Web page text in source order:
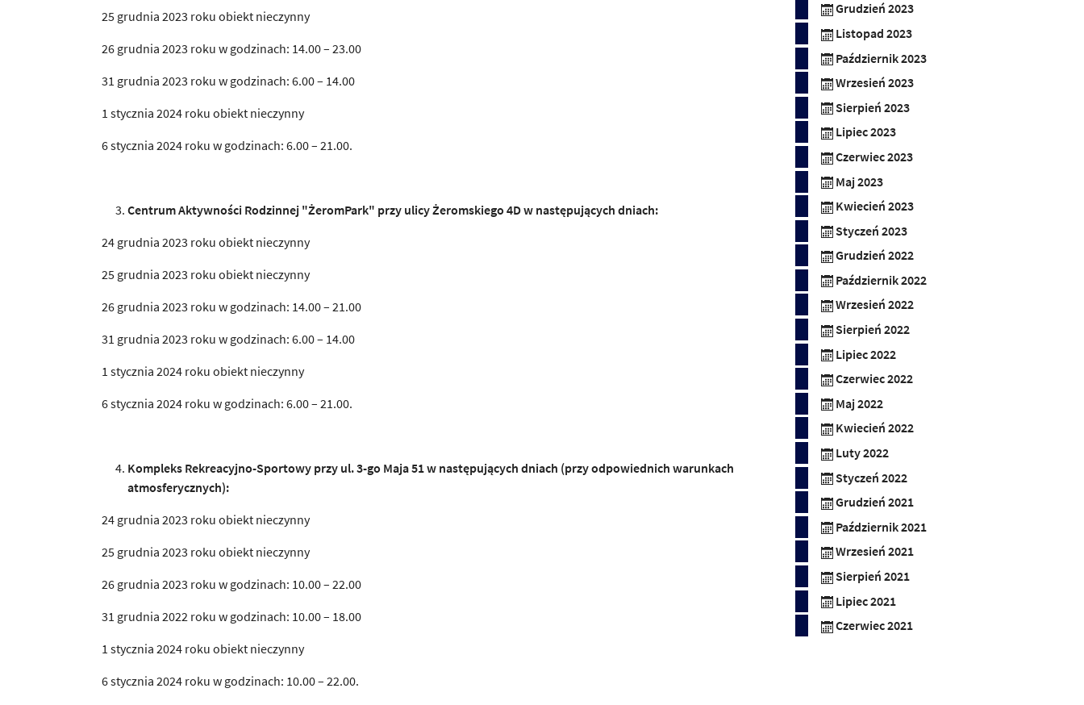
25 grudnia 2023 roku obiekt nieczynny
26 grudnia 2023 roku w godzinach: 14.00 – 23.00
31 grudnia 2023 roku w godzinach: 6.00 – 14.00
1 stycznia 2024 roku obiekt nieczynny
6 stycznia 2024 roku w godzinach: 6.00 – 21.00.
Centrum Aktywności Rodzinnej "ŻeromPark" przy ulicy Żeromskiego 4D w następujących dniach:
24 grudnia 2023 roku obiekt nieczynny
25 grudnia 2023 roku obiekt nieczynny
26 grudnia 2023 roku w godzinach: 14.00 – 21.00
31 grudnia 2023 roku w godzinach: 6.00 – 14.00
1 stycznia 2024 roku obiekt nieczynny
6 stycznia 2024 roku w godzinach: 6.00 – 21.00.
Kompleks Rekreacyjno-Sportowy przy ul. 3-go Maja 51 w następujących dniach (przy odpowiednich warunkach
atmosferycznych):
24 grudnia 2023 roku obiekt nieczynny
25 grudnia 2023 roku obiekt nieczynny
26 grudnia 2023 roku w godzinach: 10.00 – 22.00
31 grudnia 2022 roku w godzinach: 10.00 – 18.00
1 stycznia 2024 roku obiekt nieczynny
6 stycznia 2024 roku w godzinach: 10.00 – 22.00.
Grudzień 2023
Listopad 2023
Październik 2023
Wrzesień 2023
Sierpień 2023
Lipiec 2023
Czerwiec 2023
Maj 2023
Kwiecień 2023
Styczeń 2023
Grudzień 2022
Październik 2022
Wrzesień 2022
Sierpień 2022
Lipiec 2022
Czerwiec 2022
Maj 2022
Kwiecień 2022
Luty 2022
Styczeń 2022
Grudzień 2021
Październik 2021
Wrzesień 2021
Sierpień 2021
Lipiec 2021
Czerwiec 2021